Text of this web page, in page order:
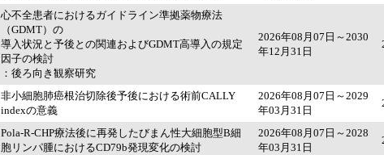
心不全患者におけるガイドライン準拠薬物療法
（GDMT）の
導入状況と予後との関連およびGDMT高導入の規定
因子の検討
：後ろ向き観察研究
2026年08月07日～2030
年12月31日
非小細胞肺癌根治切除後予後における術前CALLY
indexの意義
2026年08月07日～2029
年03月31日
Pola-R-CHP療法後に再発したびまん性大細胞型B細
胞リンパ腫におけるCD79b発現変化の検討
2026年08月07日～2028
年03月31日